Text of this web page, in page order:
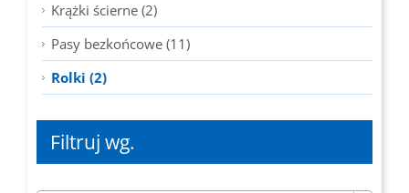
Krążki ścierne (2)
Pasy bezkońcowe (11)
Rolki (2)
Filtruj wg.